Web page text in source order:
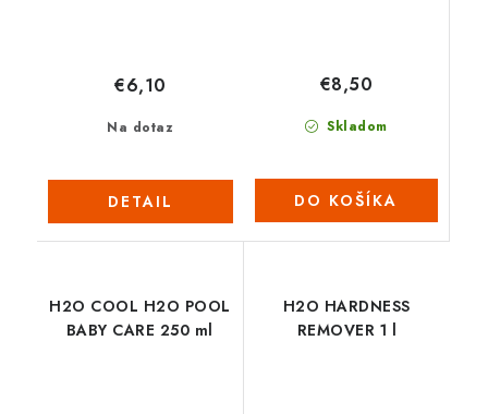
Na dotaz
€6,10
DETAIL
Skladom
€8,50
DO KOŠÍKA
H2O COOL H2O POOL
BABY CARE 250 ml
H2O HARDNESS
REMOVER 1 l